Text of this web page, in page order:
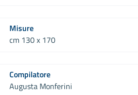
Misure
cm 130 x 170
Compilatore
Augusta Monferini